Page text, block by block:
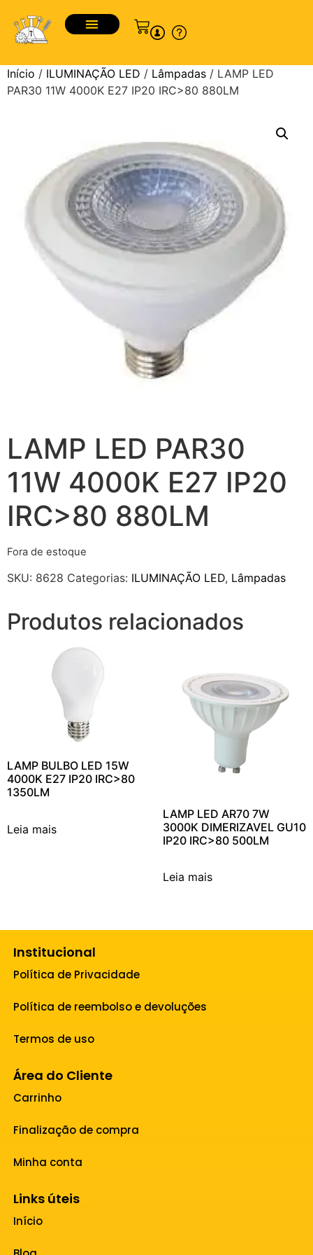
Início / ILUMINAÇÃO LED / Lâmpadas / LAMP LED
PAR30 11W 4000K E27 IP20 IRC>80 880LM
LAMP LED PAR30
11W 4000K E27 IP20
IRC>80 880LM
Fora de estoque
SKU: 8628 Categorias: ILUMINAÇÃO LED, Lâmpadas
Produtos relacionados
LAMP BULBO LED 15W
4000K E27 IP20 IRC>80
1350LM
Leia mais
LAMP LED AR70 7W
3000K DIMERIZAVEL GU10
IP20 IRC>80 500LM
Leia mais
Institucional
Política de Privacidade
Política de reembolso e devoluções
Termos de uso
Área do Cliente
Carrinho
Finalização de compra
Minha conta
Links úteis
Início